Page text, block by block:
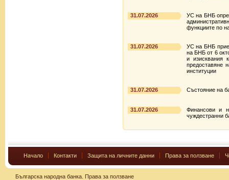
31.07.2026
УС на БНБ
функциите по
31.07.2026
УС на БНБ
на БНБ от 6
и изисквания
предоставяне
институции
31.07.2026 Състояние на
31.07.2026
Финансови и
чуждестранни
Начало Контакти Защита на личните данни Права за ползване
Българска народна банка. Права за ползване